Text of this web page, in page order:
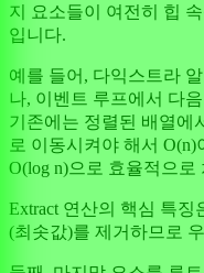
지 요소들이 여전히 힙
입니다.
예를 들어, 다익스트라
나, 이벤트 루프에서 다
기존에는 정렬된 배열에
로 이동시켜야 해서
O(log n)으로 효율적으로
Extract 연산의 핵심 특
(최솟값)를 제거하므로